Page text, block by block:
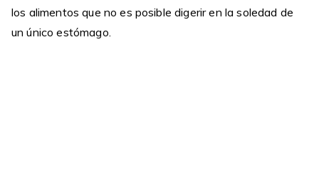
los alimentos que no es posible digerir en la soledad de
un único estómago.